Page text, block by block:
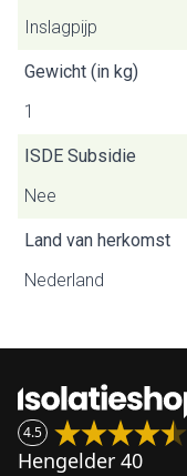
Inslagpijp
Gewicht (in kg)
1
ISDE Subsidie
Nee
Land van herkomst
Nederland
4.5
Hengelder 40